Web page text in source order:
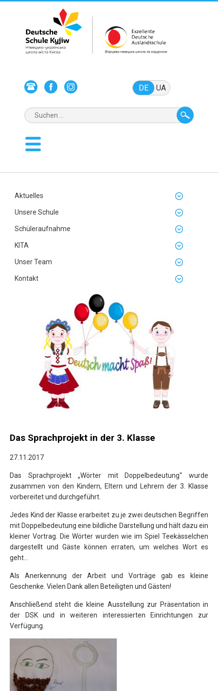
DE UA
Aktuelles
Unsere Schule
Schüleraufnahme
KITA
Unser Team
Kontakt
Das Sprachprojekt in der 3. Klasse
27.11.2017
Das Sprachprojekt „Wörter mit Doppelbedeutung“ wurde
zusammen von den Kindern, Eltern und Lehrern der 3. Klasse
vorbereitet und durchgeführt.
Jedes Kind der Klasse erarbeitet zu je zwei deutschen Begriffen
mit Doppelbedeutung eine bildliche Darstellung und hält dazu ein
kleiner Vortrag. Die Wörter wurden wie im Spiel Teekässelchen
dargestellt und Gäste können erraten, um welches Wort es
geht…
Als Anerkennung der Arbeit und Vorträge gab es kleine
Geschenke. Vielen Dank allen Beteiligten und Gästen!
Anschließend steht die kleine Ausstellung zur Präsentation in
der DSK und in weiteren interessierten Einrichtungen zur
Verfügung.